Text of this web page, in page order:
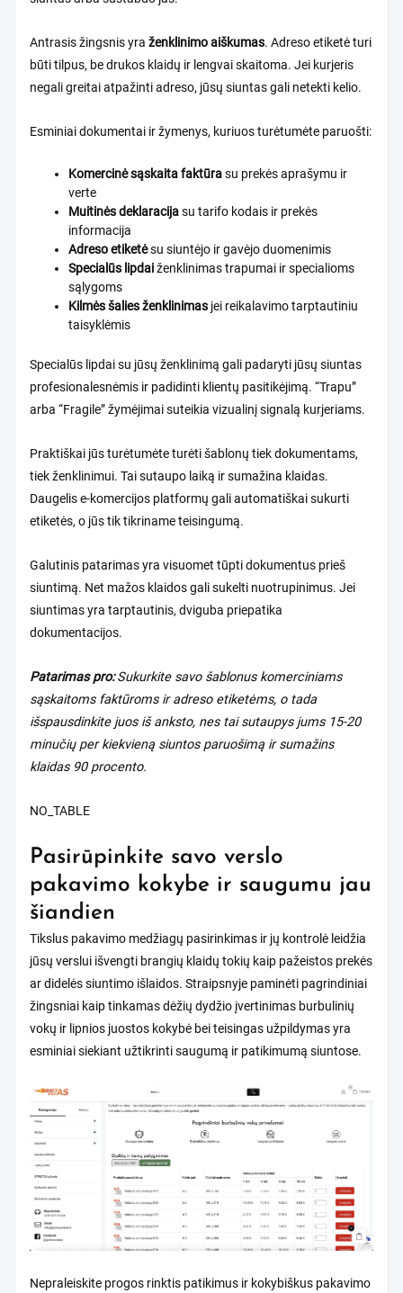
Antrasis žingsnis yra ženklinimo aiškumas. Adreso etiketė turi
būti tilpus, be drukos klaidų ir lengvai skaitoma. Jei kurjeris
negali greitai atpažinti adreso, jūsų siuntas gali netekti kelio.
Esminiai dokumentai ir žymenys, kuriuos turėtumėte paruošti:
Komercinė sąskaita faktūrasu prekės aprašymu ir
verte
Muitinės deklaracijasu tarifo kodais ir prekės
informacija
Adreso etiketėsu siuntėjo ir gavėjo duomenimis
Specialūs lipdaiženklinimas trapumai ir specialioms
sąlygoms
Kilmės šalies ženklinimas jei reikalavimo tarptautiniu
taisyklėmis
Specialūs lipdai su jūsų ženklinimą gali padaryti jūsų siuntas
profesionalesnėmis ir padidinti klientų pasitikėjimą. “Trapu”
arba “Fragile” žymėjimai suteikia vizualinį signalą kurjeriams.
Praktiškai jūs turėtumėte turėti šablonų tiek dokumentams,
tiek ženklinimui. Tai sutaupo laiką ir sumažina klaidas.
Daugelis e-komercijos platformų gali automatiškai sukurti
etiketės, o jūs tik tikriname teisingumą.
Galutinis patarimas yra visuomet tūpti dokumentus prieš
siuntimą. Net mažos klaidos gali sukelti nuotrupinimus. Jei
siuntimas yra tarptautinis, dviguba priepatika
dokumentacijos.
Patarimas pro: Sukurkite savo šablonus komerciniams
sąskaitoms faktūroms ir adreso etiketėms, o tada
išspausdinkite juos iš anksto, nes tai sutaupys jums 15-20
minučių per kiekvieną siuntos paruošimą ir sumažins
klaidas 90 procento.
NO_TABLE
Pasirūpinkite savo verslo
pakavimo kokybe ir saugumu jau
šiandien
Tikslus pakavimo medžiagų pasirinkimas ir jų kontrolė leidžia
jūsų verslui išvengti brangių klaidų tokių kaip pažeistos prekės
ar didelės siuntimo išlaidos. Straipsnyje paminėti pagrindiniai
žingsniai kaip tinkamas dėžių dydžio įvertinimas burbulinių
vokų ir lipnios juostos kokybė bei teisingas užpildymas yra
esminiai siekiant užtikrinti saugumą ir patikimumą siuntose.
Nepraleiskite progos rinktis patikimus ir kokybiškus pakavimo